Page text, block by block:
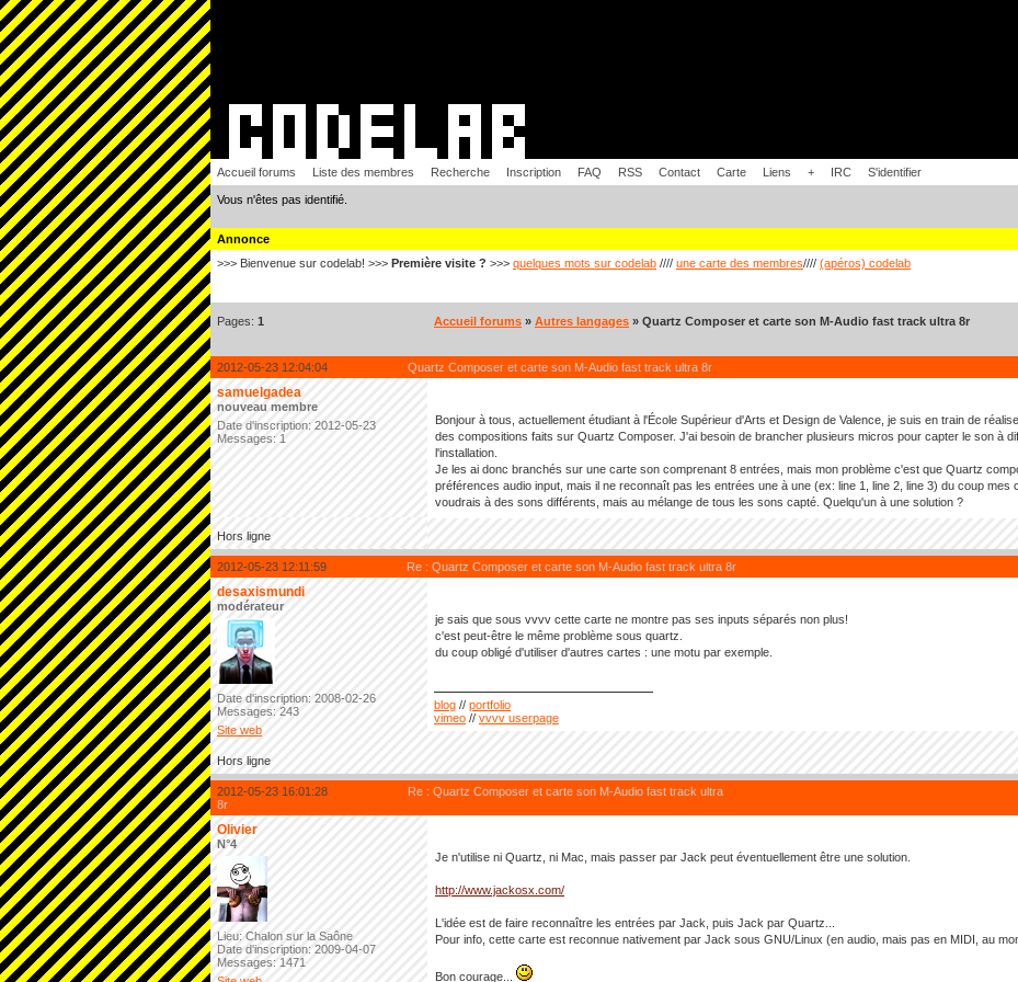
Accueil forums Liste des membres Recherche Inscription FAQ RSS Contact Carte Liens + IRC S'identifier
Vous n'êtes pas identifié.
Annonce
>>> Bienvenue sur codelab! >>> Première visite ? >>> quelques mots sur codelab //// une carte des membres//// (apéros) codelab
Pages: 1 Accueil forums » Autres langages » Quartz Composer et carte son M-Audio fast track ultra 8r
2012-05-23 12:04:04 Quartz Composer et carte son M-Audio fast track ultra 8r
samuelgadea
nouveau membre
Date d'inscription: 2012-05-23
Messages: 1
Bonjour à tous, actuellement étudiant à l'École Supérieur d'Arts et Design de Valence, je suis en train de
des compositions faits sur Quartz Composer. J'ai besoin de brancher plusieurs micros pour capter le son à
l'installation.
Je les ai donc branchés sur une carte son comprenant 8 entrées, mais mon problème c'est que Quartz
préférences audio input, mais il ne reconnaît pas les entrées une à une (ex: line 1, line 2, line 3) du coup
voudrais à des sons différents, mais au mélange de tous les sons capté. Quelqu'un à une solution ?
Hors ligne
2012-05-23 12:11:59 Re : Quartz Composer et carte son M-Audio fast track ultra 8r
desaxismundi
modérateur
Date d'inscription: 2008-02-26
Messages: 243
Site web
je sais que sous vvvv cette carte ne montre pas ses inputs séparés non plus!
c'est peut-être le même problème sous quartz.
du coup obligé d'utiliser d'autres cartes : une motu par exemple.
blog // portfolio
vimeo // vvvv userpage
Hors ligne
2012-05-23 16:01:28
Re : Quartz Composer et carte son M-Audio fast track ultra
8r
Olivier
N°4
Lieu: Chalon sur la Saône
Date d'inscription: 2009-04-07
Messages: 1471
Je n'utilise ni Quartz, ni Mac, mais passer par Jack peut éventuellement être une solution.
http://www.jackosx.com/
L'idée est de faire reconnaître les entrées par Jack, puis Jack par Quartz...
Pour info, cette carte est reconnue nativement par Jack sous GNU/Linux (en audio, mais pas en MIDI, au
Bon courage...